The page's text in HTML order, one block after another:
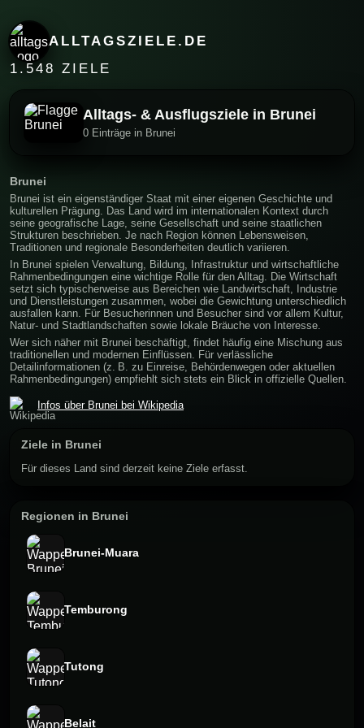
ALLTAGSZIELE.DE
1.548 ZIELE
Alltags- & Ausflugsziele in Brunei
0 Einträge in Brunei
Brunei
Brunei ist ein eigenständiger Staat mit einer eigenen Geschichte und
kulturellen Prägung. Das Land wird im internationalen Kontext durch
seine geografische Lage, seine Gesellschaft und seine staatlichen
Strukturen beschrieben. Je nach Region können Lebensweisen,
Traditionen und regionale Besonderheiten deutlich variieren.
In Brunei spielen Verwaltung, Bildung, Infrastruktur und wirtschaftliche
Rahmenbedingungen eine wichtige Rolle für den Alltag. Die Wirtschaft
setzt sich typischerweise aus Bereichen wie Landwirtschaft, Industrie
und Dienstleistungen zusammen, wobei die Gewichtung unterschiedlich
ausfallen kann. Für Besucherinnen und Besucher sind vor allem Kultur,
Natur- und Stadtlandschaften sowie lokale Bräuche von Interesse.
Wer sich näher mit Brunei beschäftigt, findet häufig eine Mischung aus
traditionellen und modernen Einflüssen. Für verlässliche
Detailinformationen (z. B. zu Einreise, Behördenwegen oder aktuellen
Rahmenbedingungen) empfiehlt sich stets ein Blick in offizielle Quellen.
Infos über Brunei bei Wikipedia
Ziele in Brunei
Für dieses Land sind derzeit keine Ziele erfasst.
Regionen in Brunei
Brunei-Muara
Temburong
Tutong
Belait